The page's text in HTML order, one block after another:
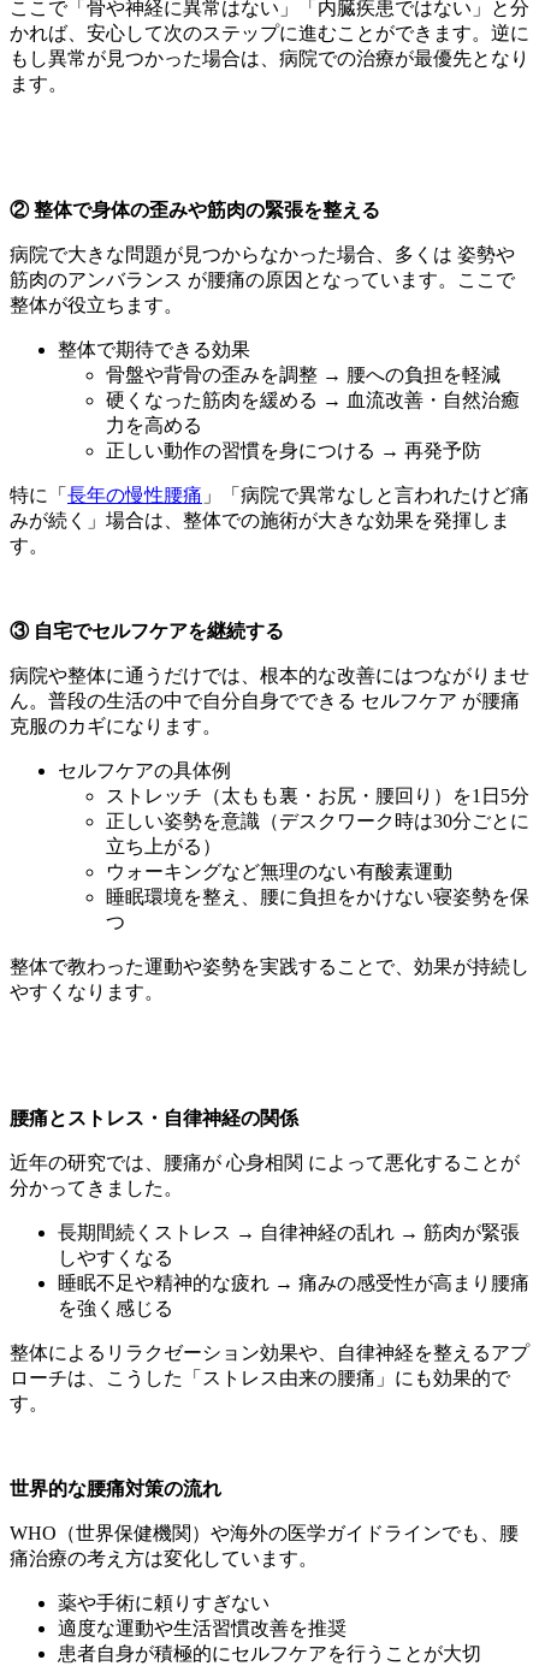
ここで「骨や神経に異常はない」「内臓疾患ではない」と分
かれば、安心して次のステップに進むことができます。逆に
もし異常が見つかった場合は、病院での治療が最優先となり
ます。
② 整体で身体の歪みや筋肉の緊張を整える
病院で大きな問題が見つからなかった場合、多くは 姿勢や
筋肉のアンバランス が腰痛の原因となっています。ここで
整体が役立ちます。
整体で期待できる効果
骨盤や背骨の歪みを調整 → 腰への負担を軽減
硬くなった筋肉を緩める → 血流改善・自然治癒
力を高める
正しい動作の習慣を身につける → 再発予防
特に「 長年の慢性腰痛 」「病院で異常なしと言われたけど痛
みが続く」場合は、整体での施術が大きな効果を発揮しま
す。
③ 自宅でセルフケアを継続する
病院や整体に通うだけでは、根本的な改善にはつながりませ
ん。普段の生活の中で自分自身でできる セルフケア が腰痛
克服のカギになります。
セルフケアの具体例
ストレッチ（太もも裏・お尻・腰回り）を1日5分
正しい姿勢を意識（デスクワーク時は30分ごとに
立ち上がる）
ウォーキングなど無理のない有酸素運動
睡眠環境を整え、腰に負担をかけない寝姿勢を保
つ
整体で教わった運動や姿勢を実践することで、効果が持続し
やすくなります。
腰痛とストレス・自律神経の関係
近年の研究では、腰痛が 心身相関 によって悪化することが
分かってきました。
長期間続くストレス → 自律神経の乱れ → 筋肉が緊張
しやすくなる
睡眠不足や精神的な疲れ → 痛みの感受性が高まり腰痛
を強く感じる
整体によるリラクゼーション効果や、自律神経を整えるアプ
ローチは、こうした「ストレス由来の腰痛」にも効果的で
す。
世界的な腰痛対策の流れ
WHO（世界保健機関）や海外の医学ガイドラインでも、腰
痛治療の考え方は変化しています。
薬や手術に頼りすぎない
適度な運動や生活習慣改善を推奨
患者自身が積極的にセルフケアを行うことが大切